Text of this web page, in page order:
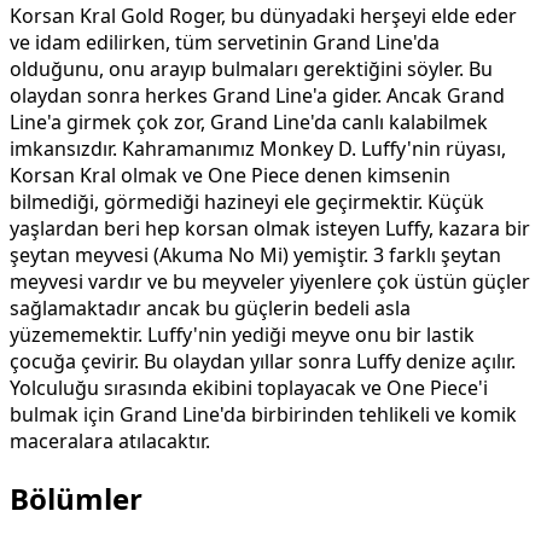
Korsan Kral Gold Roger, bu dünyadaki herşeyi elde eder
ve idam edilirken, tüm servetinin Grand Line'da
olduğunu, onu arayıp bulmaları gerektiğini söyler. Bu
olaydan sonra herkes Grand Line'a gider. Ancak Grand
Line'a girmek çok zor, Grand Line'da canlı kalabilmek
imkansızdır. Kahramanımız Monkey D. Luffy'nin rüyası,
Korsan Kral olmak ve One Piece denen kimsenin
bilmediği, görmediği hazineyi ele geçirmektir. Küçük
yaşlardan beri hep korsan olmak isteyen Luffy, kazara bir
şeytan meyvesi (Akuma No Mi) yemiştir. 3 farklı şeytan
meyvesi vardır ve bu meyveler yiyenlere çok üstün güçler
sağlamaktadır ancak bu güçlerin bedeli asla
yüzememektir. Luffy'nin yediği meyve onu bir lastik
çocuğa çevirir. Bu olaydan yıllar sonra Luffy denize açılır.
Yolculuğu sırasında ekibini toplayacak ve One Piece'i
bulmak için Grand Line'da birbirinden tehlikeli ve komik
maceralara atılacaktır.
Bölümler